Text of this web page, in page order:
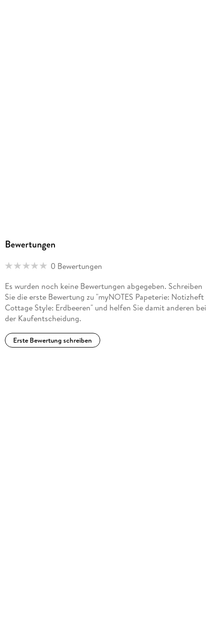
Bewertungen
0 Bewertungen
Es wurden noch keine Bewertungen abgegeben. Schreiben
Sie die erste Bewertung zu "myNOTES Papeterie: Notizheft
Cottage Style: Erdbeeren" und helfen Sie damit anderen bei
der Kaufentscheidung.
Erste Bewertung schreiben